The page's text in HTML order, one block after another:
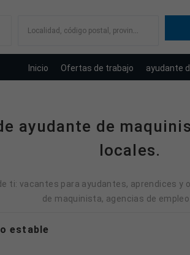
Localidad, código postal, provincia
Inicio Ofertas de trabajo ayudante
ayudante de
locales.
ti: vacantes para ayudantes, aprendices
de maquinista, agencias de empleo
estable